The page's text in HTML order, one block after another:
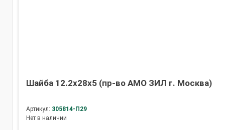
Шайба 12.2х28х5 (пр-во АМО ЗИЛ г. Москва)
Артикул: 305814-П29
Нет в наличии